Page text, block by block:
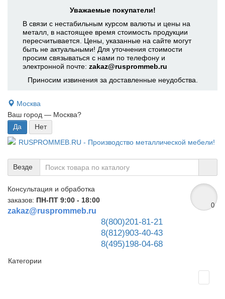
Уважаемые покупатели!
В связи с нестабильным курсом валюты и цены на
металл, в настоящее время стоимость продукции
пересчитывается. Цены, указанные на сайте могут
быть не актуальными! Для уточнения стоимости
просим связываться с нами по телефону и
электронной почте: zakaz@rusprommeb.ru
Приносим извинения за доставленные неудобства.
Москва
Ваш город — Москва?
Везде
Консультация и обработка
заказов: ПН-ПТ 9:00 - 18:00
zakaz@rusprommeb.ru
8(800)201-81-21
8(812)903-40-43
8(495)198-04-68
0
Категории